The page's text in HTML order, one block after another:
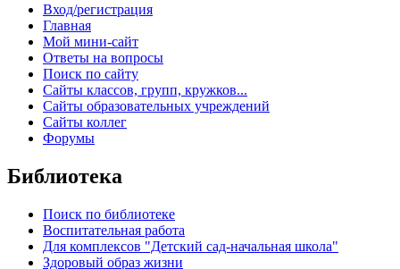
Вход/регистрация
Главная
Мой мини-сайт
Ответы на вопросы
Поиск по сайту
Сайты классов, групп, кружков...
Сайты образовательных учреждений
Сайты коллег
Форумы
Библиотека
Поиск по библиотеке
Воспитательная работа
Для комплексов "Детский сад-начальная школа"
Здоровый образ жизни